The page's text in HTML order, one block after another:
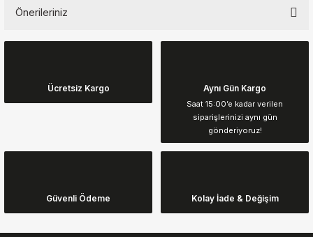
Önerileriniz
Görüş ve önerileriniz için teşekkür ederiz.
Ürün resmi kalitesiz, bozuk veya görüntülenemiyor.
Ürün açıklamasında eksik bilgiler bulunuyor.
Ücretsiz Kargo Aynı Gün Kargo
Saat 15:00’e kadar verilen
siparişlerinizi aynı gün
gönderiyoruz!
Güvenli Ödeme Kolay İade & Değişim